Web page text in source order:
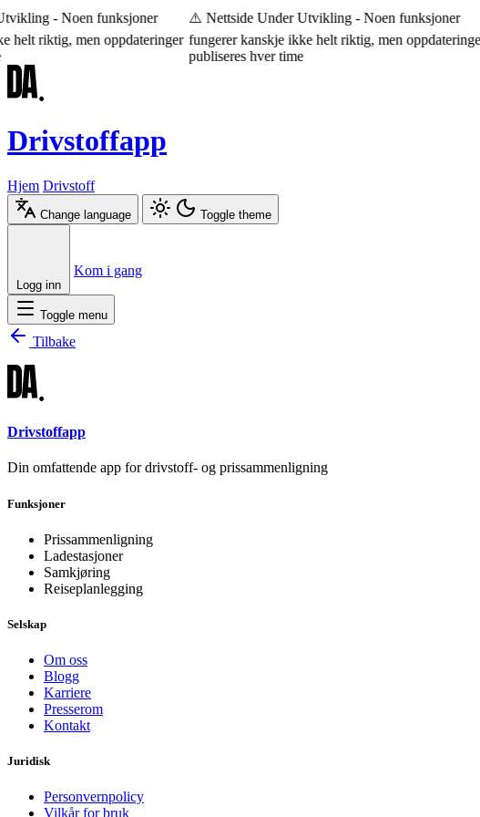
- Noen funksjoner
helt riktig, men oppdateringer
⚠️ Nettside Under Utvikling - Noen funksjoner
fungerer kanskje ikke helt riktig, men oppdateringer
publiseres hver time
Drivstoffapp
Hjem Drivstoff
Change language Toggle theme
Logg inn
Kom i gang
Toggle menu
Tilbake
Drivstoffapp
Din omfattende app for drivstoff- og prissammenligning
Funksjoner
Prissammenligning
Ladestasjoner
Samkjøring
Reiseplanlegging
Selskap
Om oss
Blogg
Karriere
Presserom
Kontakt
Juridisk
Personvernpolicy
Vilkår for bruk